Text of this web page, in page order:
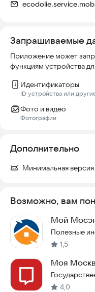
жителям удобный
Запрашиваемые
Приложение может
функциям устройства
Идентификаторы
ID устройства или
Фото и видео
Фотографии
Дополнительно
Минимальная
Возможно, вам
Мой
Полезные
1,5
Моя
4,0